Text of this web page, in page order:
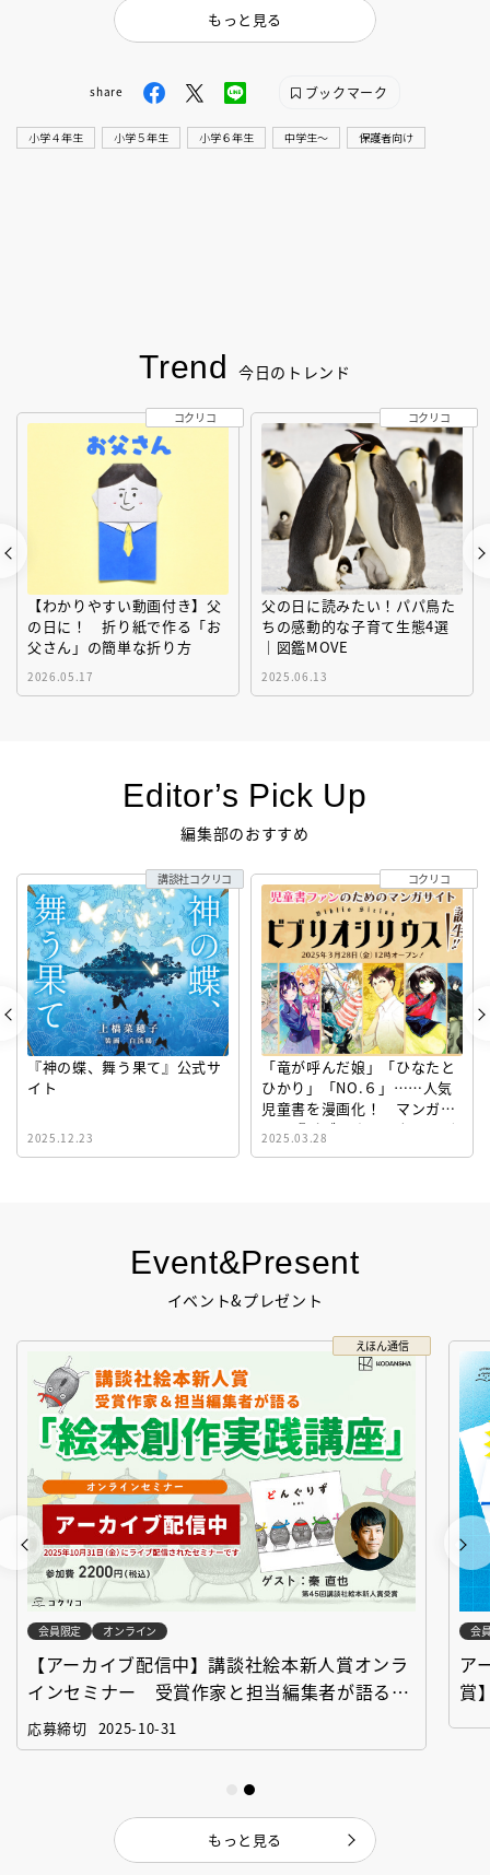
もっと見る
share ブックマーク
小学４年生 小学５年生 小学６年生 中学生〜 保護者向け
Event&Present
イベント&プレゼント
えほん通信
会員限定 オンライン
【アーカイブ配信中】講談社絵本新人賞オンラ
インセミナー 受賞作家と担当編集者が語る
「絵本創作実践講座」
応募締切 2025-10-31
会
ア
賞
もっと見る
Trend 今日のトレンド
【わかりやすい動画付き】父
の日に！ 折り紙で作る「お
父さん」の簡単な折り方
2026.05.17
コクリコ
父の日に読みたい！パパ鳥た
ちの感動的な子育て生態4選
｜図鑑MOVE
2025.06.13
コクリコ
Editor’s Pick Up
編集部のおすすめ
『神の蝶、舞う果て』公式サ
イト
2025.12.23
講談社コクリコ
「竜が呼んだ娘」「ひなたと
ひかり」「NO.６」……人気
児童書を漫画化！ マンガサ
イト『ビブリオシリウス』誕
生！
2025.03.28
コクリコ